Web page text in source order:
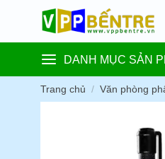
content
DANH MỤC SẢN
Trang chủ / Văn phòng